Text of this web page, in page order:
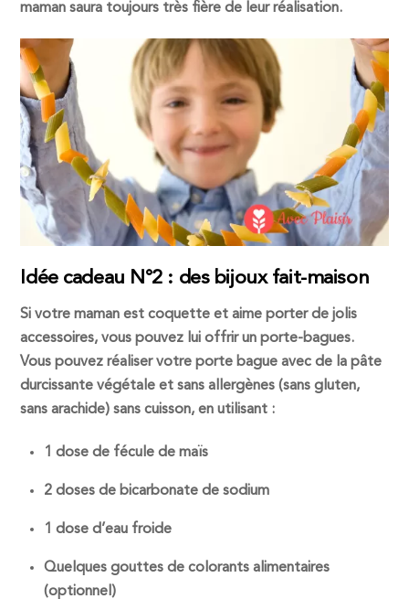
maman saura toujours très fière de leur réalisation.
Idée cadeau N°2 : des bijoux fait-maison
Si votre maman est coquette et aime porter de jolis
accessoires, vous pouvez lui offrir un porte-bagues.
Vous pouvez réaliser votre porte bague avec de la pâte
durcissante végétale et sans allergènes (sans gluten,
sans arachide) sans cuisson, en utilisant :
1 dose de fécule de maïs
2 doses de bicarbonate de sodium
1 dose d’eau froide
Quelques gouttes de colorants alimentaires
(optionnel)